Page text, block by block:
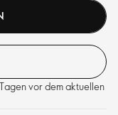
zu erzielen.
vor dem aktuellen